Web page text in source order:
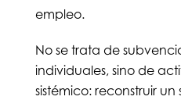
empleo.
No se trata de
individuales, sino de
sistémico: reconstruir